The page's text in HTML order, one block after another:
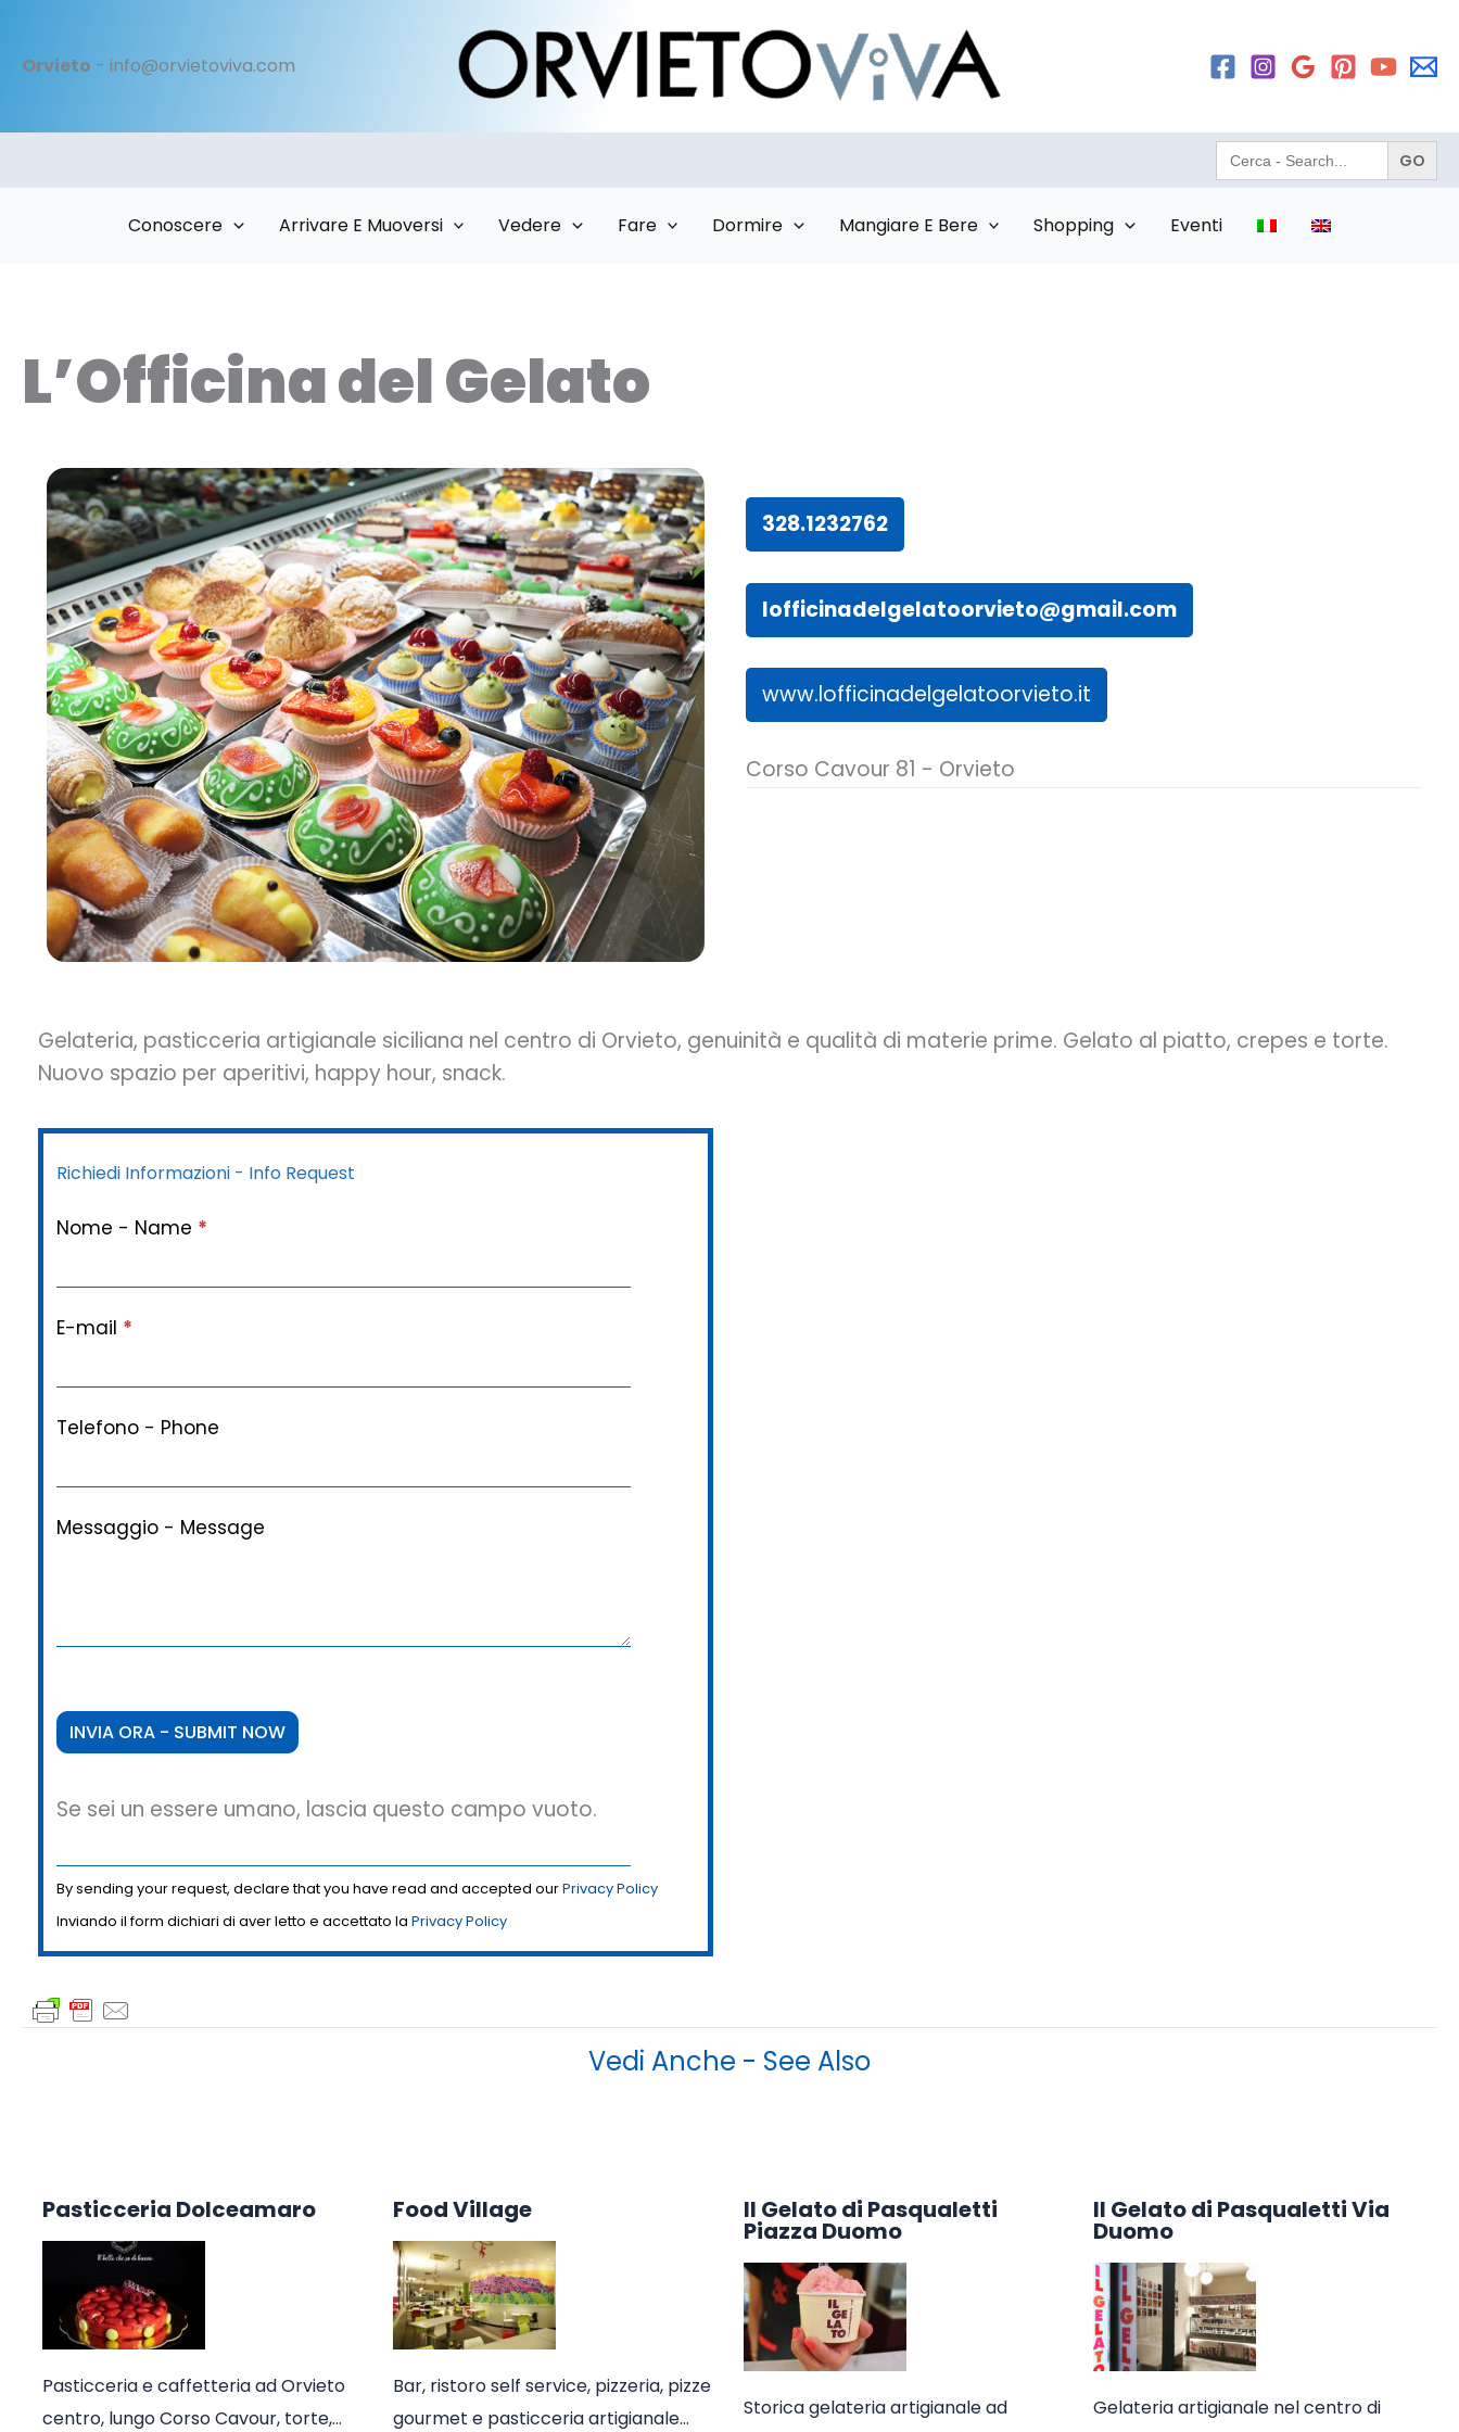
contenuto
Orvieto - info@orvietoviva.com
Search
for:
Conoscere Arrivare E Muoversi Vedere Fare Dormire Mangiare E Bere Shopping Eventi
L’Officina del Gelato
328.1232762
lofficinadelgelatoorvieto@gmail.com
www.lofficinadelgelatoorvieto.it
Corso Cavour 81 - Orvieto
Gelateria, pasticceria artigianale siciliana nel centro di Orvieto, genuinità e qualità di materie prime. Gelato al piatto, crepes e torte.
Nuovo spazio per aperitivi, happy hour, snack.
Richiedi Informazioni - Info Request
Nome - Name *
E-mail *
Telefono - Phone
Messaggio - Message
Se sei un essere umano, lascia questo campo vuoto.
By sending your request, declare that you have read and accepted ourPrivacy Policy
Inviando il form dichiari di aver letto e accettato la Privacy Policy
Vedi Anche - See Also
Pasticceria Dolceamaro
Pasticceria e caffetteria ad Orvieto
centro, lungo Corso Cavour, torte,…
Food Village
Bar, ristoro self service, pizzeria, pizze
gourmet e pasticceria artigianale…
Il Gelato di Pasqualetti
Piazza Duomo
Storica gelateria artigianale ad
Il Gelato di Pasqualetti Via
Duomo
Gelateria artigianale nel centro di